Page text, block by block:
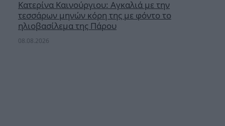
Κατερίνα Καινούργιου: Αγκαλιά με την
τεσσάρων μηνών κόρη της με φόντο το
ηλιοβασίλεμα της Πάρου
08.08.2026